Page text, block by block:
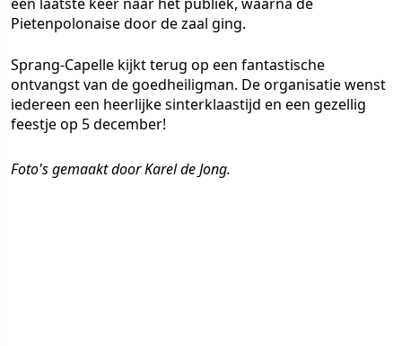
Pietenpolonaise door de zaal ging.
Sprang-Capelle kijkt terug op een fantastische
ontvangst van de goedheiligman. De organisatie wenst
iedereen een heerlijke sinterklaastijd en een gezellig
feestje op 5 december!
Foto's gemaakt door Karel de Jong.